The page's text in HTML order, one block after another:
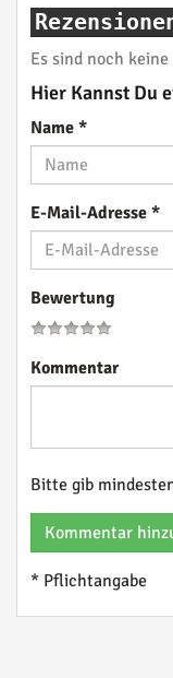
Es sind noch
Hier Kannst Du
Name *
E-Mail-Adresse *
Bewertung
Kommentar
Bitte gib
Kommentar
* Pflichtangabe